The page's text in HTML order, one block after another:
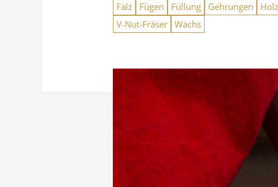
Falz Fügen Füllung Gehrungen Holz
V-Nut-Fräser Wachs